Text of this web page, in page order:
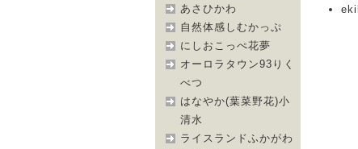
あさひかわ
自然体感しむかっぷ
にしおこっぺ花夢
オーロラタウン93りく
べつ
はなやか(葉菜野花)小
清水
ライスランドふかがわ